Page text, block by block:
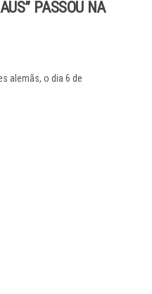
PASSOU NA
alemãs, o dia 6 de